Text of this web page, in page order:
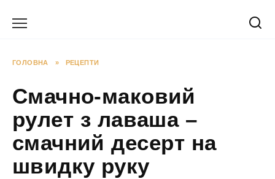
ГОЛОВНА » РЕЦЕПТИ
Смачно-маковий
рулет з лаваша –
смачний десерт на
швидку руку